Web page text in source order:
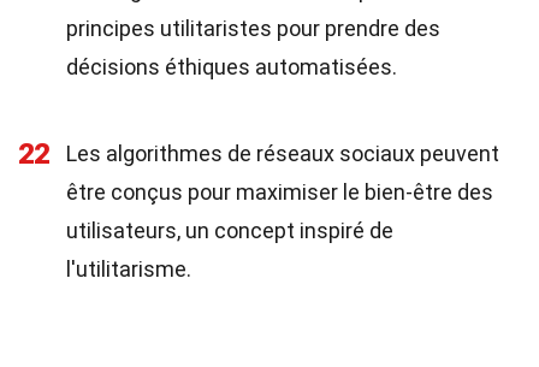
principes utilitaristes pour prendre des
décisions éthiques automatisées.
22
Les algorithmes de réseaux sociaux peuvent
être conçus pour maximiser le bien-être des
utilisateurs, un concept inspiré de
l'utilitarisme.